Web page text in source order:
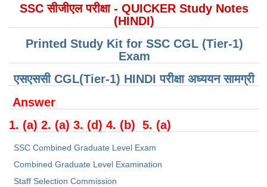
SSC Junior Engineers (J.E.)
FCI Exam
CAPF / Delhi Police - SI (CPO)
SSC Exam Vacancies
Scientific Assistant Exam
ACIO (IB) Exam
SSC सीजीएल परीक्षा - QUICKER Study Notes
(HINDI)
Printed Study Kit for SSC CGL (Tier-1)
Exam
एसएससी CGL(Tier-1) HINDI परीक्षा ​​अध्ययन सामग्री
Answer
1. (a) 2. (a) 3. (d) 4. (b) 5. (a)
SSC Combined Graduate Level Exam
Combined Graduate Level Examination
Staff Selection Commission